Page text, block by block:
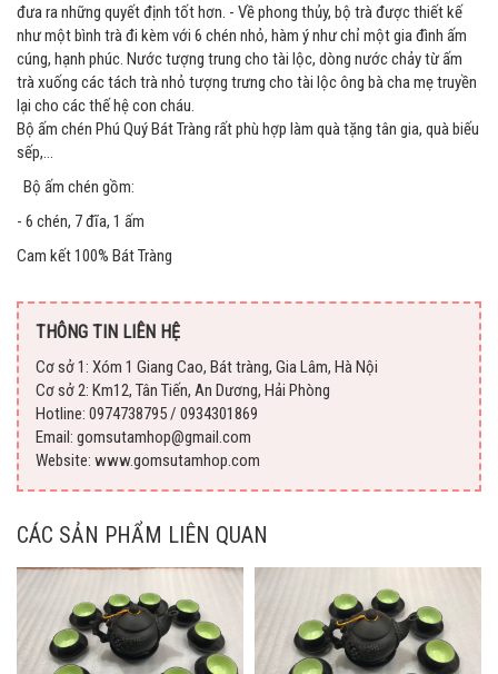
đưa ra những quyết định tốt hơn. - Về phong thủy, bộ trà được thiết kế
như một bình trà đi kèm với 6 chén nhỏ, hàm ý như chỉ một gia đình ấm
cúng, hạnh phúc. Nước tượng trung cho tài lộc, dòng nước chảy từ ấm
trà xuống các tách trà nhỏ tượng trưng cho tài lộc ông bà cha mẹ truyền
lại cho các thế hệ con cháu.
Bộ ấm chén Phú Quý Bát Tràng rất phù hợp làm quà tặng tân gia, quà biếu
sếp,...
Bộ ấm chén gồm:
- 6 chén, 7 đĩa, 1 ấm
Cam kết 100% Bát Tràng
THÔNG TIN LIÊN HỆ
Cơ sở 1: Xóm 1 Giang Cao, Bát tràng, Gia Lâm, Hà Nội
Cơ sở 2: Km12, Tân Tiến, An Dương, Hải Phòng
Hotline: 0974738795 / 0934301869
Email: gomsutamhop@gmail.com
Website: www.gomsutamhop.com
CÁC SẢN PHẨM LIÊN QUAN